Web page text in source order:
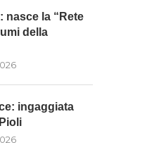
nasce la “Rete
della
ingaggiata